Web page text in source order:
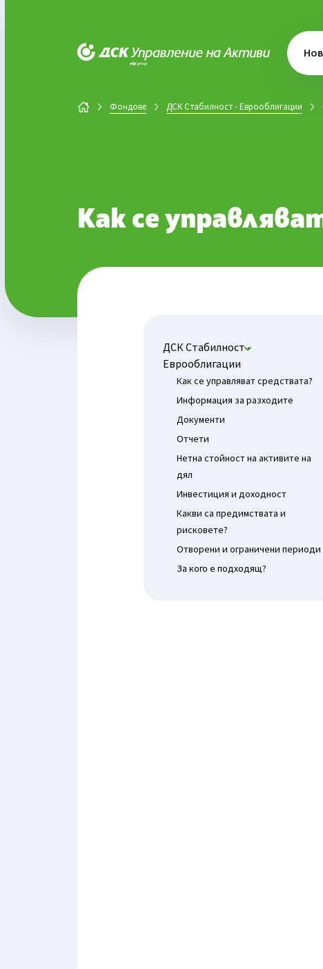
ДСК Управление на активи
Фондове ДСК Стабилност - Еврооблигации
Как се
ДСК Стабилност -
Еврооблигации
Как се управляват средствата?
Информация за разходите
Документи
Отчети
Нетна стойност на активите на
дял
Инвестиция и доходност
Какви са предимствата и
рисковете?
Отворени и ограничени периоди
За кого е подходящ?